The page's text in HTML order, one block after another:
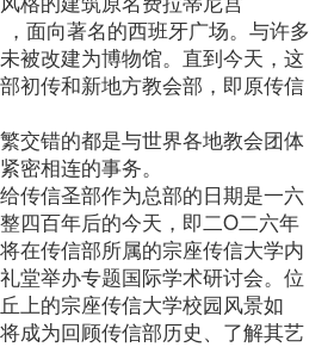
，面向著名的西班牙广场。与许多
被改建为博物馆。直到今天，这
初传和新地方教会部，即原传信
交错的都是与世界各地教会团体
密相连的事务。
传信圣部作为总部的日期是一六
四百年后的今天，即二O二六年
在传信部所属的宗座传信大学内
堂举办专题国际学术研讨会。位
上的宗座传信大学校园风景如
成为回顾传信部历史、了解其艺